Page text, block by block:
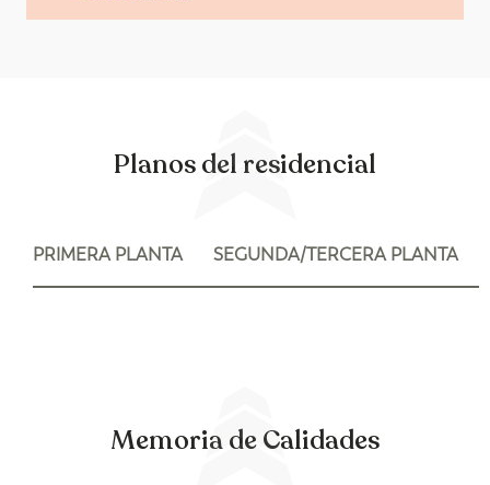
Planos del residencial
PRIMERA PLANTA SEGUNDA/TERCERA PLANTA
Memoria de Calidades